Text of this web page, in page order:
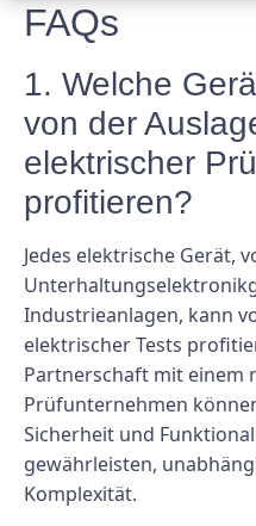
FAQs
1. Welche
von der
elektrischer
profitieren?
Jedes elektrische Gerät,
Industrieanlagen, kann
elektrischer Tests
Partnerschaft mit einem
Prüfunternehmen
Sicherheit und
gewährleisten,
Komplexität.